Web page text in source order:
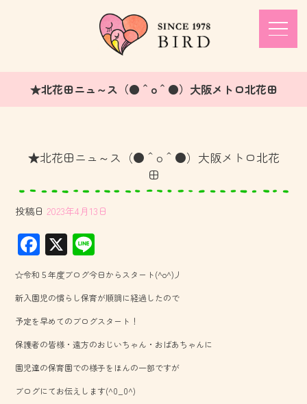
★北花田ニュ～ス（●＾o＾●）大阪メトロ北花田
★北花田ニュ～ス（●＾o＾●）大阪メトロ北花
田
投稿日 2023年4月13日
F
ac
e
b
o
ok
X
ne
☆令和５年度ブログ今日からスタート(^o^)丿
新入園児の慣らし保育が順調に経過したので
予定を早めてのブログスタート！
保護者の皆様・遠方のおじいちゃん・おばあちゃんに
園児達の保育園での様子をほんの一部ですが
ブログにてお伝えします(^0_0^)